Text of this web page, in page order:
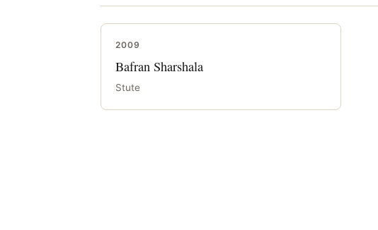
2009
Bafran Sharshala
Stute